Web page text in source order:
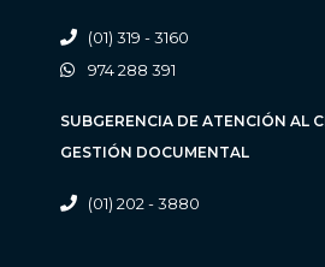
(01) 319 - 3160
974 288 391
SUBGERENCIA DE ATENCIÓN AL
GESTIÓN DOCUMENTAL
(01) 202 - 3880